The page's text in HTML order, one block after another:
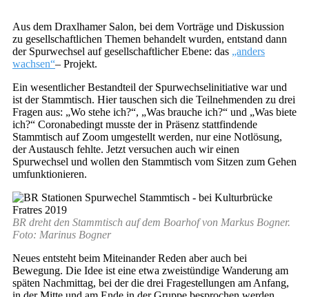
Aus dem Draxlhamer Salon, bei dem Vorträge und Diskussion
zu gesellschaftlichen Themen behandelt wurden, entstand dann
der Spurwechsel auf gesellschaftlicher Ebene: das „anders
wachsen“– Projekt.
Ein wesentlicher Bestandteil der Spurwechselinitiative war und
ist der Stammtisch. Hier tauschen sich die Teilnehmenden zu drei
Fragen aus: „Wo stehe ich?“, „Was brauche ich?“ und „Was biete
ich?“ Coronabedingt musste der in Präsenz stattfindende
Stammtisch auf Zoom umgestellt werden, nur eine Notlösung,
der Austausch fehlte. Jetzt versuchen auch wir einen
Spurwechsel und wollen den Stammtisch vom Sitzen zum Gehen
umfunktionieren.
BR dreht den Stammtisch auf dem Boarhof von Markus Bogner.
Foto: Marinus Bogner
Neues entsteht beim Miteinander Reden aber auch bei
Bewegung. Die Idee ist eine etwa zweistündige Wanderung am
späten Nachmittag, bei der die drei Fragestellungen am Anfang,